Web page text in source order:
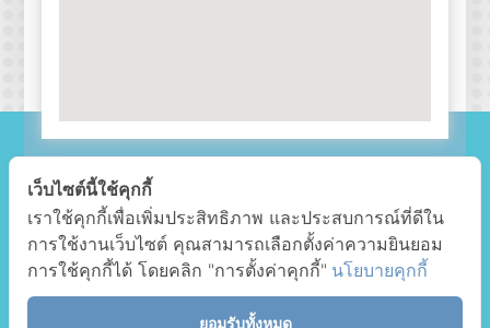
239 Faculty of Education Chiang Mai University
Tumbon Suthep Muang Chiang Mai
+6653221283
+6653221283
thanwalak.s@cmu.ac.th
เว็บไซต์นี้ใช้คุกกี้
เราใช้คุกกี้เพื่อเพิ่มประสิทธิภาพ และประสบการณ์ที่ดีใน
การใช้งานเว็บไซต์ คุณสามารถเลือกตั้งค่าความยินยอม
การใช้คุกกี้ได้ โดยคลิก "การตั้งค่าคุกกี้" นโยบายคุกกี้
ยอมรับทั้งหมด